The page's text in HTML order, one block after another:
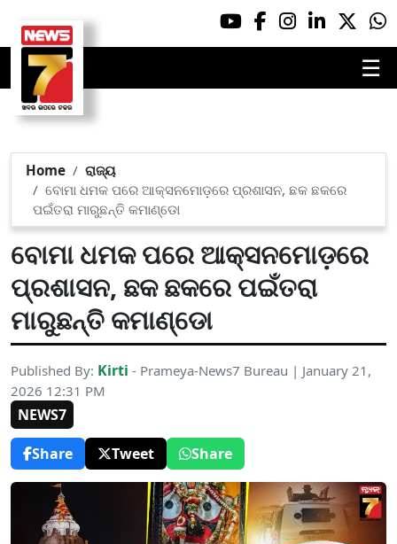
☰
Home
ରାଜ୍ୟ
ବୋମା ଧମକ ପରେ ଆକ୍ସନମୋଡ଼ରେ ପ୍ରଶାସନ, ଛକ ଛକରେ
ପଇଁତରା ମାରୁଛନ୍ତି କମାଣ୍ଡୋ
ବୋମା ଧମକ ପରେ ଆକ୍ସନମୋଡ଼ରେ
ପ୍ରଶାସନ, ଛକ ଛକରେ ପଇଁତରା
ମାରୁଛନ୍ତି କମାଣ୍ଡୋ
Published By: Kirti - Prameya-News7 Bureau | January 21,
2026 12:31 PM
NEWS7
Share
Tweet Share